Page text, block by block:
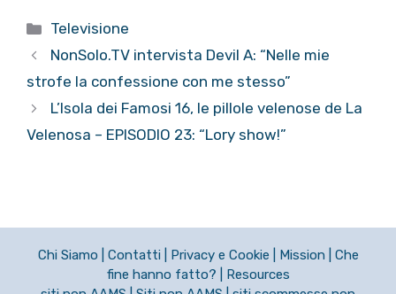
Categorie
Televisione
NonSolo.TV intervista Devil A: “Nelle mie
strofe la confessione con me stesso”
L’Isola dei Famosi 16, le pillole velenose de La
Velenosa – EPISODIO 23: “Lory show!”
Chi Siamo Contatti Privacy e Cookie Mission
Che
fine hanno fatto?
Resources